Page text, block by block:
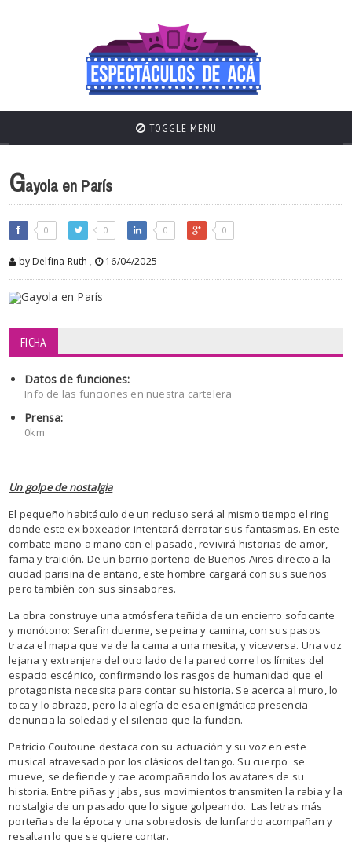
TOGGLE MENU
Gayola en París
0 0 0 0
by Delfina Ruth , 16/04/2025
FICHA
Datos de funciones:
Info de las funciones en nuestra cartelera
Prensa:
0km
Un golpe de nostalgia
El pequeño habitáculo de un recluso será al mismo tiempo el ring
donde este ex boxeador intentará derrotar sus fantasmas. En este
combate mano a mano con el pasado, revivirá historias de amor,
fama y traición. De un barrio porteño de Buenos Aires directo a la
ciudad parisina de antaño, este hombre cargará con sus sueños
pero también con sus sinsabores.
La obra construye una atmósfera teñida de un encierro sofocante
y monótono: Serafin duerme, se peina y camina, con sus pasos
traza el mapa que va de la cama a una mesita, y viceversa. Una voz
lejana y extranjera del otro lado de la pared corre los límites del
espacio escénico, confirmando los rasgos de humanidad que el
protagonista necesita para contar su historia. Se acerca al muro, lo
toca y lo abraza, pero la alegría de esa enigmática presencia
denuncia la soledad y el silencio que la fundan.
Patricio Coutoune destaca con su actuación y su voz en este
musical atravesado por los clásicos del tango. Su cuerpo se
mueve, se defiende y cae acompañando los avatares de su
historia. Entre piñas y jabs, sus movimientos transmiten la rabia y la
nostalgia de un pasado que lo sigue golpeando. Las letras más
porteñas de la época y una sobredosis de lunfardo acompañan y
resaltan lo que se quiere contar.